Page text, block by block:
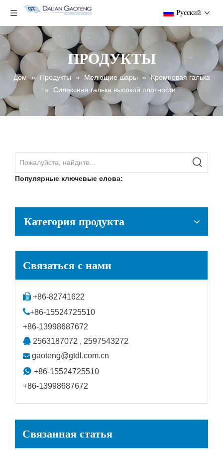
Pусский
ПРОДУКТЫ
Дом » Продукты » Мелющие шары » Кремневая галька
»
Силексная галька высокой плотности
Популярные ключевые слова:
Категория продукта
Связаться с нами
 +86-82741622
+86-15524725510
+86-13998687672
 2563187072 , 2597543272
 gaoteng@gtdl.com.cn
 +86-15524725510
+86-13998687672
Связанная статья